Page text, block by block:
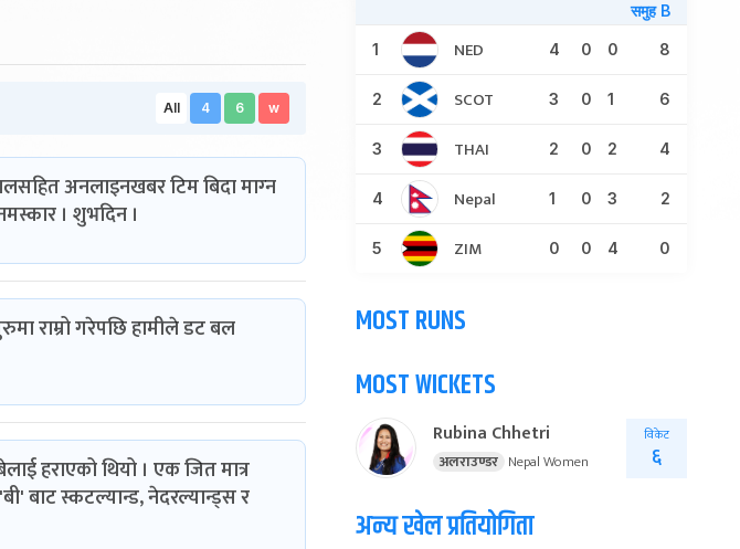
All 4 6 w
अनलाइनखबर टिम बिदा माग्‍न
। शुभदिन ।
राम्रो गरेपछि हामीले डट बल
हराएको थियो । एक जित मात्र
बाट स्कटल्यान्ड, नेदरल्यान्ड्स र
समुह B
1 NED 4 0 0 8
2 SCOT 3 0 1 6
3 THAI 2 0 2 4
4 Nepal 1 0 3 2
5 ZIM 0 0 4 0
MOST RUNS
MOST WICKETS
Rubina Chhetri
अलराउण्डर Nepal Women
विकेट
६
अन्य खेल प्रतियोगिता